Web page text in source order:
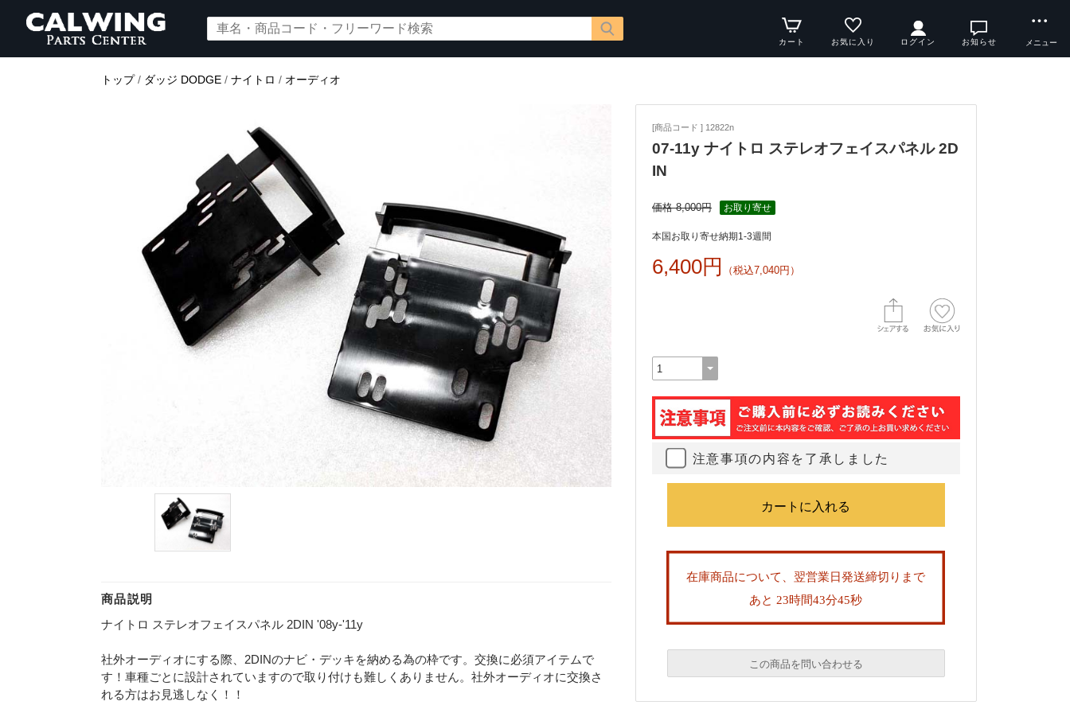
カート お気に入り ログイン お知らせ メニュー
トップ/ ダッジ DODGE / ナイトロ / オーディオ
商品説明
ナイトロ ステレオフェイスパネル 2DIN '08y-'11y
社外オーディオにする際、2DINのナビ・デッキを納める為の枠です。交換に必須アイテムで
す！車種ごとに設計されていますので取り付けも難しくありません。社外オーディオに交換さ
れる方はお見逃しなく！！
[商品コード ] 12822n
07-11y ナイトロ ステレオフェイスパネル 2D
IN
価格 8,000円 お取り寄せ
本国お取り寄せ納期1-3週間
6,400円 （税込7,040円）
注意事項の内容を了承しました
在庫商品について、翌営業日発送締切りまで
あと 23時間43分45秒
この商品を問い合わせる